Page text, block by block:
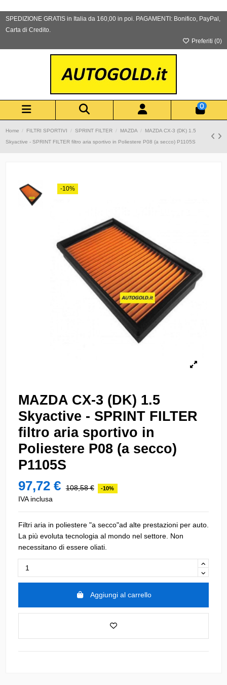
SPEDIZIONE GRATIS in Italia da 160,00 in poi. PAGAMENTI: Bonifico, PayPal,
Carta di Credito.
Preferiti (0)
0
Home FILTRI SPORTIVI SPRINT FILTER MAZDA
MAZDA CX-3 (DK) 1.5
Skyactive - SPRINT FILTER filtro aria sportivo in Poliestere P08 (a secco) P1105S
-10%
MAZDA CX-3 (DK) 1.5
Skyactive - SPRINT FILTER
filtro aria sportivo in
Poliestere P08 (a secco)
P1105S
97,72 € 108,58 € -10%
IVA inclusa
Filtri aria in poliestere "a secco"ad alte prestazioni per auto.
La più evoluta tecnologia al mondo nel settore. Non
necessitano di essere oliati.
Aggiungi al carrello